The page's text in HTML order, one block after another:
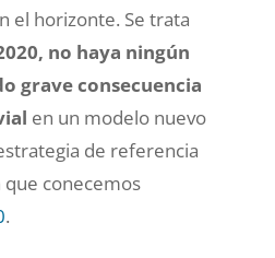
el horizonte. Se trata
no haya ningún
grave consecuencia
en un modelo nuevo
de referencia
conecemos
.